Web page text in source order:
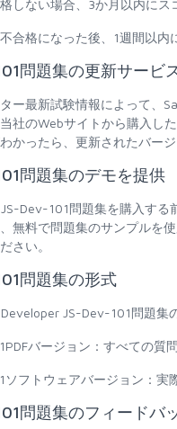
しない場合、3か月以内にス
合格になった後、1週間以
問題集の更新サービ
ー最新試験情報によって、
社のWebサイトから購入し
かったら、更新されたバー
問題集のデモを提供
Dev-101問題集を購入する
無料で問題集のサンプルを
さい。
問題集の形式
JS-Dev-101問題集
バージョン：すべての質
フトウェアバージョン：実
問題集のフィードバ